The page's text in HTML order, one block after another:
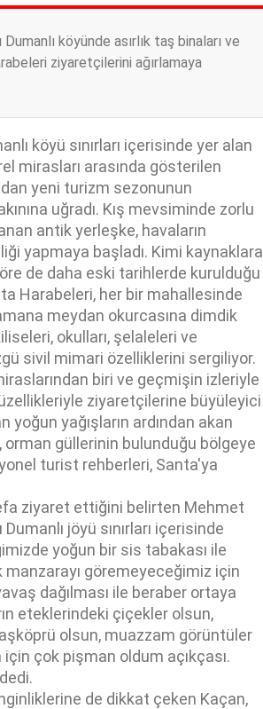
köyünde asırlık taş binaları ve
ziyaretçilerini ağırlamaya
köyü sınırları içerisinde yer alan
mirasları arasında gösterilen
yeni turizm sezonunun
uğradı. Kış mevsiminde zorlu
antik yerleşke, havaların
yapmaya başladı. Kimi kaynaklara
de daha eski tarihlerde kurulduğu
Harabeleri, her bir mahallesinde
meydan okurcasına dimdik
okulları, şelaleleri ve
sivil mimari özelliklerini sergiliyor.
biri ve geçmişin izleriyle
ziyaretçilerine büyüleyici
yağışların ardından akan
güllerinin bulunduğu bölgeye
turist rehberleri, Santa'ya
ziyaret ettiğini belirten Mehmet
jöyü sınırları içerisinde
yoğun bir sis tabakası ile
göremeyeceğimiz için
dağılması ile beraber ortaya
eteklerindeki çiçekler olsun,
olsun, muazzam görüntüler
çok pişman oldum açıkçası.
de dikkat çeken Kaçan,